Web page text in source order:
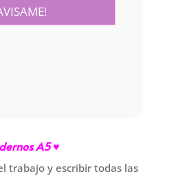
A5 ♥
trabajo y escribir todas las